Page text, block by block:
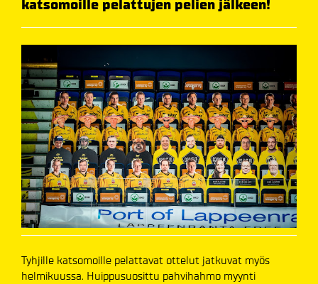
katsomoille pelattujen pelien jälkeen!
Tyhjille katsomoille pelattavat ottelut jatkuvat myös
helmikuussa. Huippusuosittu pahvihahmo myynti